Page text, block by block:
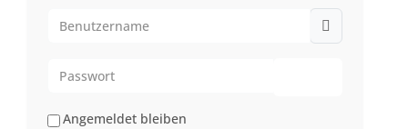
Angemeldet bleiben